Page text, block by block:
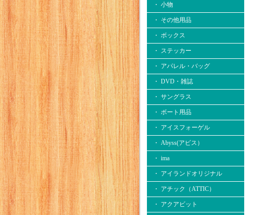
・ 小物
・ その他用品
・ ボックス
・ ステッカー
・ アパレル・バッグ
・ DVD・雑誌
・ サングラス
・ ボート用品
・ アイスフォーゲル
・ Abyss(アビス）
・ ima
・ アイランドオリジナル
・ アチック（ATTIC）
・ アクアビット